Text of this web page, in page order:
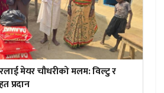
मेयर चौधरीको मलम: विल्टु र
प्रदान